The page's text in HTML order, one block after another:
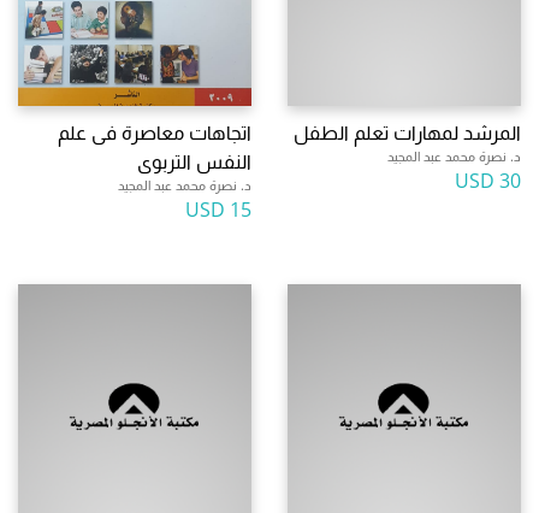
المرشد لمهارات تعلم الطفل
د. نصرة محمد عبد المجيد
30 USD
اتجاهات معاصرة فى علم
النفس التربوى
د. نصرة محمد عبد المجيد
15 USD